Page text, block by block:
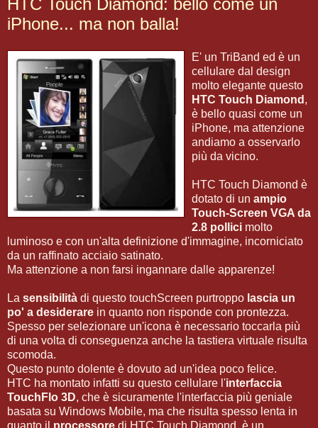
iPhone... ma non balla!
E' un TriBand ed è un
cellulare dal design
molto elegante questo
HTC Touch Diamond ,
è bello quasi come un
iPhone, ma attenzione
andiamo a osservarlo
più da vicino.
HTC Touch Diamond è
dotato di un ampio
Touch-Screen VGA da
2.8 pollici molto
luminoso e con un'alta definizione d'immagine, incorniciato
da un raffinato acciaio satinato.
Ma attenzione a non farsi ingannare dalle apparenze!
La sensibilità di questo touchScreen purtroppo lascia un
po' a desiderare in quanto non risponde con prontezza.
Spesso per selezionare un'icona è necessario toccarla più
di una volta di conseguenza anche la tastiera virtuale risulta
scomoda.
Questo punto dolente è dovuto ad un'idea poco felice.
HTC ha montato infatti su questo cellulare l'interfaccia
TouchFlo 3D, che è sicuramente l'interfaccia più geniale
basata su Windows Mobile, ma che risulta spesso lenta in